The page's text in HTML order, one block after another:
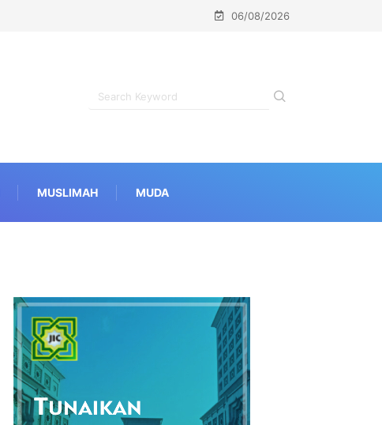
06/08/2026
MUSLIMAH MUDA